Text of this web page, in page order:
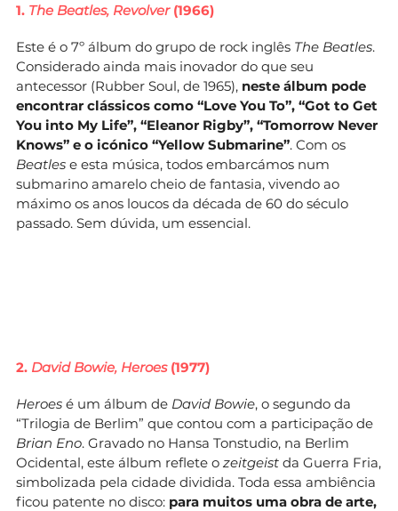
1. The Beatles, Revolver(1966)
Este é o 7º álbum do grupo de rock inglês The Beatles.
Considerado ainda mais inovador do que seu
antecessor (Rubber Soul, de 1965), neste álbum pode
encontrar clássicos como “Love You To”, “Got to Get
You into My Life”, “Eleanor Rigby”, “Tomorrow Never
Knows” e o icónico “Yellow Submarine”. Com os
Beatles e esta música, todos embarcámos num
submarino amarelo cheio de fantasia, vivendo ao
máximo os anos loucos da década de 60 do século
passado. Sem dúvida, um essencial.
2. David Bowie, Heroes (1977)
Heroes é um álbum de David Bowie, o segundo da
“Trilogia de Berlim” que contou com a participação de
Brian Eno. Gravado no Hansa Tonstudio, na Berlim
Ocidental, este álbum reflete o zeitgeist da Guerra Fria,
simbolizada pela cidade dividida. Toda essa ambiência
ficou patente no disco: para muitos uma obra de arte,